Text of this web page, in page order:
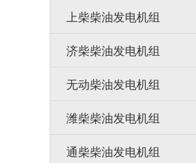
上柴柴油发电机组
济柴柴油发电机组
无动柴油发电机组
潍柴柴油发电机组
通柴柴油发电机组